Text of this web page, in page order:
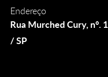
Endereço
Rua Murched Cury, n°.
/ SP